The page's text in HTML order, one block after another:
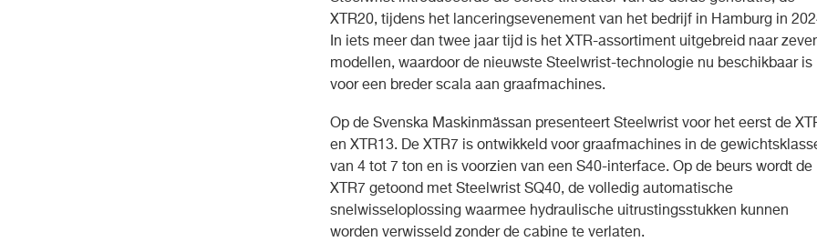
XTR20, tijdens het lanceringsevenement van het bedrijf in Hamburg in
In iets meer dan twee jaar tijd is het XTR-assortiment uitgebreid naar
modellen, waardoor de nieuwste Steelwrist-technologie nu beschikbaar is
voor een breder scala aan graafmachines.
Op de Svenska Maskinmässan presenteert Steelwrist voor het eerst de
en XTR13. De XTR7 is ontwikkeld voor graafmachines in de
van 4 tot 7 ton en is voorzien van een S40-interface. Op de beurs wordt de
XTR7 getoond met Steelwrist SQ40, de volledig automatische
snelwisseloplossing waarmee hydraulische uitrustingsstukken kunnen
worden verwisseld zonder de cabine te verlaten.